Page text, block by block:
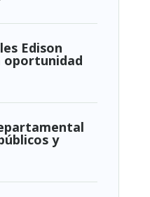
Edison
oportunidad
y